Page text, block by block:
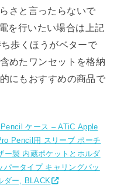
さと言ったらないで
を行いたい場合は上記
歩くほうがベターで
めたワンセットを格納
にもおすすめの商品で
ケース – ATiC Apple
Pencil用 スリーブ ポーチ
ー製 内蔵ポケットとホルダ
パータイプ キャリングバッ
ダー, BLACK